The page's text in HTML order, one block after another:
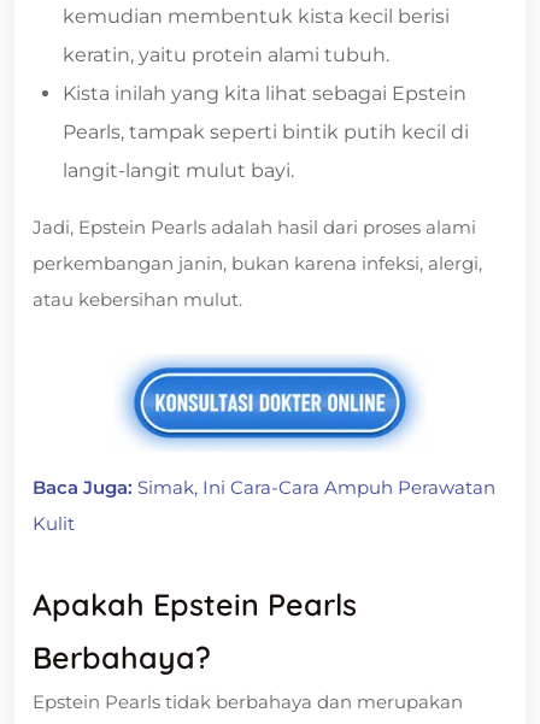
kemudian membentuk kista kecil berisi
keratin, yaitu protein alami tubuh.
Kista inilah yang kita lihat sebagai Epstein
Pearls, tampak seperti bintik putih kecil di
langit-langit mulut bayi.
Jadi, Epstein Pearls adalah hasil dari proses alami
perkembangan janin, bukan karena infeksi, alergi,
atau kebersihan mulut.
Baca Juga: Simak, Ini Cara-Cara Ampuh Perawatan
Kulit
Apakah Epstein Pearls
Berbahaya?
Epstein Pearls tidak berbahaya dan merupakan